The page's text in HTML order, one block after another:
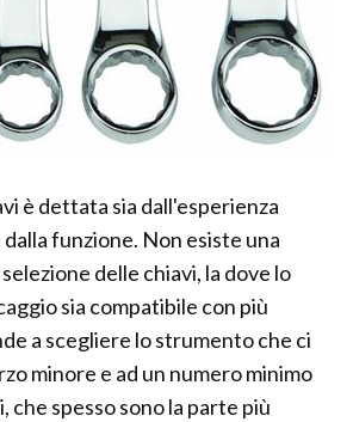
è dettata sia dall'esperienza
funzione. Non esiste una
delle chiavi, la dove lo
sia compatibile con più
a scegliere lo strumento che ci
minore e ad un numero minimo
che spesso sono la parte più